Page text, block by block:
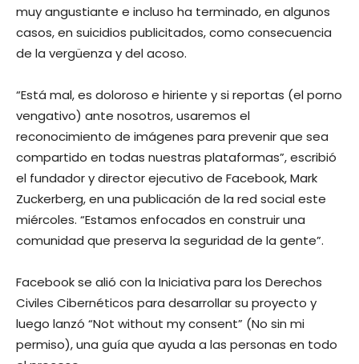
muy angustiante e incluso ha terminado, en algunos
casos, en suicidios publicitados, como consecuencia
de la vergüenza y del acoso.
“Está mal, es doloroso e hiriente y si reportas (el porno
vengativo) ante nosotros, usaremos el
reconocimiento de imágenes para prevenir que sea
compartido en todas nuestras plataformas”, escribió
el fundador y director ejecutivo de Facebook, Mark
Zuckerberg, en una publicación de la red social este
miércoles. “Estamos enfocados en construir una
comunidad que preserva la seguridad de la gente”.
Facebook se alió con la Iniciativa para los Derechos
Civiles Cibernéticos para desarrollar su proyecto y
luego lanzó “Not without my consent” (No sin mi
permiso), una guía que ayuda a las personas en todo